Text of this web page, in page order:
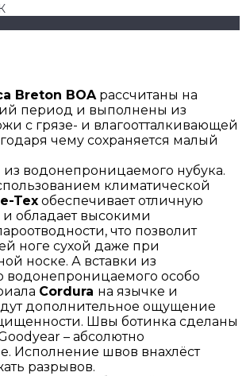
Breton BOA рассчитаны на
период и выполнены из
с грязе- и влагоотталкивающей
чему сохраняется малый
водонепроницаемого нубука.
климатической
Tex обеспечивает отличную
и обладает высокими
что позволит
ноге сухой даже при
носке. А вставки из
водонепроницаемого особо
Cordura на язычке и
дополнительное ощущение
Швы ботинка сделаны
– абсолютно
Исполнение швов внахлёст
разрывов.